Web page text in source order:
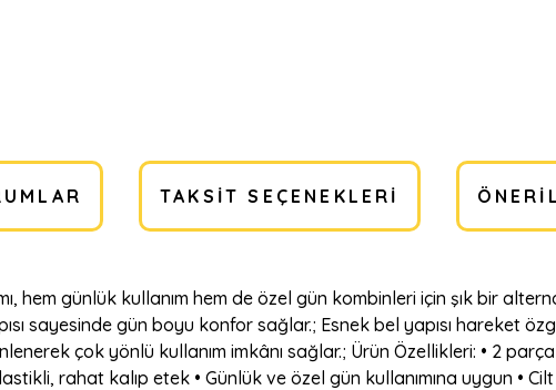
TAKSIT SEÇENEKLERI
hem günlük kullanım hem de özel gün kombinleri için şık bir
sayesinde gün boyu konfor sağlar.; Esnek bel yapısı hareket
çok yönlü kullanım imkânı sağlar.; Ürün Özellikleri: • 2
rahat kalıp etek • Günlük ve özel gün kullanımına uygun •